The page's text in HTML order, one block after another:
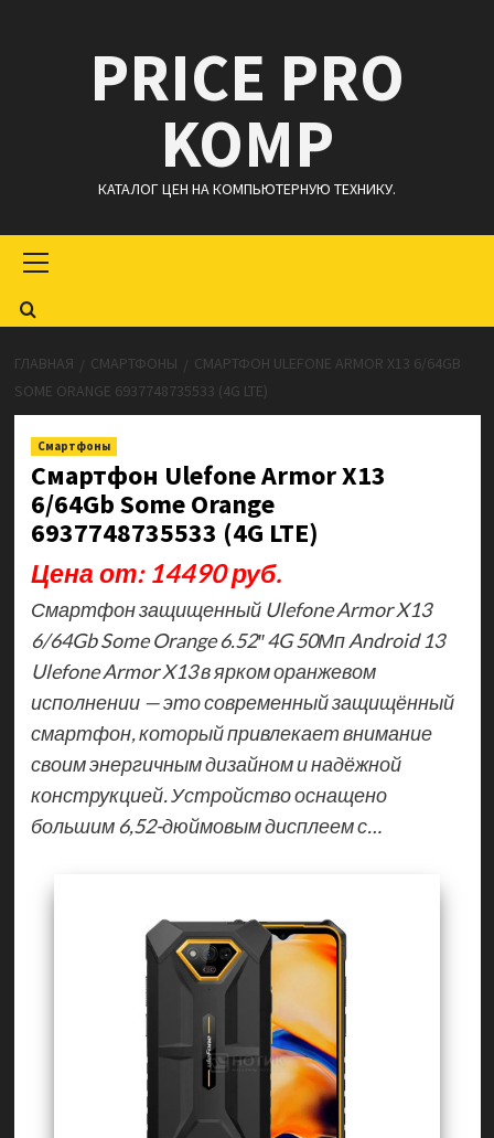
содержимомуPRICE PRO
KOMP
КАТАЛОГ ЦЕН НА КОМПЬЮТЕРНУЮ ТЕХНИКУ.
меню
ГЛАВНАЯ СМАРТФОНЫ
СМАРТФОН ULEFONE ARMOR X13 6/64GB
SOME ORANGE 6937748735533 (4G LTE)
Смартфоны
Смартфон Ulefone Armor X13
6/64Gb Some Orange
6937748735533 (4G LTE)
Цена от: 14490 руб.
Смартфон защищенный Ulefone Armor X13
6/64Gb Some Orange 6.52″ 4G 50Мп Android 13
Ulefone Armor X13 в ярком оранжевом
исполнении — это современный защищённый
смартфон, который привлекает внимание
своим энергичным дизайном и надёжной
конструкцией. Устройство оснащено
большим 6,52-дюймовым дисплеем с…